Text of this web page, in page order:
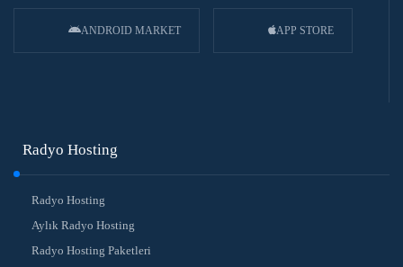
ANDROID MARKET APP STORE
Radyo Hosting
Radyo Hosting
Aylık Radyo Hosting
Radyo Hosting Paketleri